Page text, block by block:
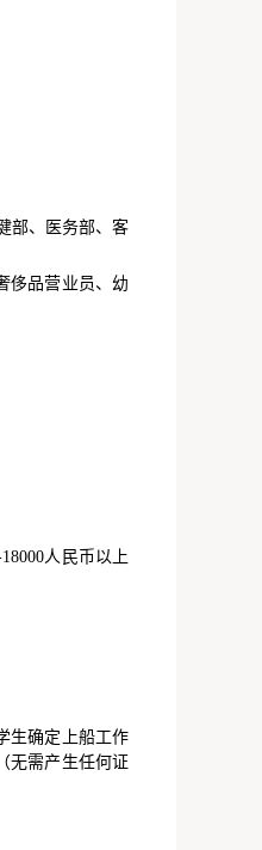
部、医务部、客
侈品营业员、幼
人民币以上
生确定上船工作
无需产生任何证